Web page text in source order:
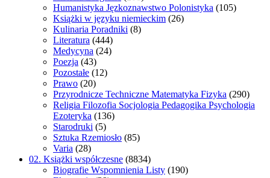
Humanistyka Jęzkoznawstwo Polonistyka (105)
Książki w języku niemieckim (26)
Kulinaria Poradniki (8)
Literatura (444)
Medycyna (24)
Poezja (43)
Pozostałe (12)
Prawo (20)
Przyrodnicze Techniczne Matematyka Fizyka (290)
Religia Filozofia Socjologia Pedagogika Psychologia
Ezoteryka (136)
Starodruki (5)
Sztuka Rzemiosło (85)
Varia (28)
02. Książki współczesne (8834)
Biografie Wspomnienia Listy (190)